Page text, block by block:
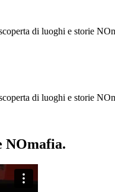
di luoghi e storie
di luoghi e storie
NOmafia.